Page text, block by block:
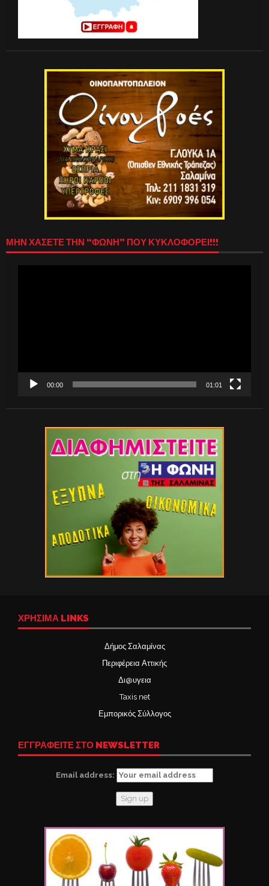
ΜΗΝ ΧΑΣΕΤΕ ΤΗΝ “ΦΩΝΗ” ΠΟΥ ΚΥΚΛΟΦΟΡΕΙ!!!
00:00 01:01
ΧΡΉΣΙΜΑ LINKS
Δήμος Σαλαμίνας
Περιφέρεια Αττικής
Δι@υγεια
Taxis net
Εμπορικός Σύλλογος
ΕΓΓΡΑΦΕΙΤΕ ΣΤΟ NEWSLETTER
Email address: